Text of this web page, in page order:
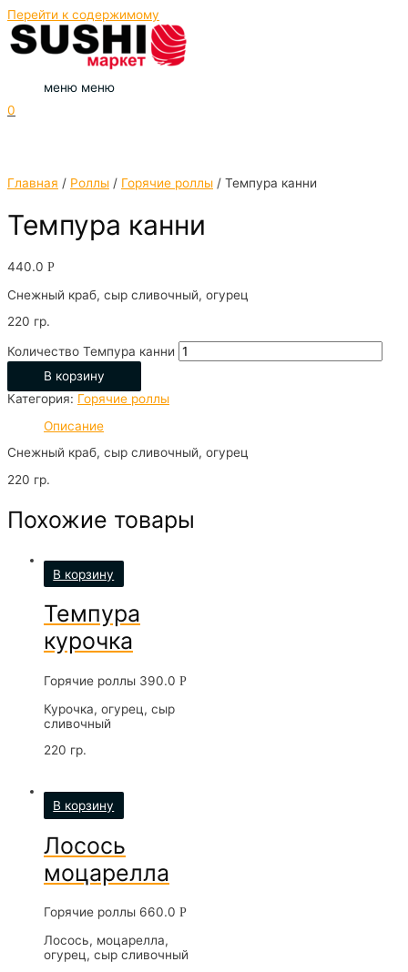
Перейти к содержимому
меню меню
0
Главная / Роллы / Горячие роллы / Темпура канни
Темпура канни
440.0 Р
Снежный краб, сыр сливочный, огурец
220 гр.
Количество Темпура канни
В корзину
Категория: Горячие роллы
Описание
Снежный краб, сыр сливочный, огурец
220 гр.
Похожие товары
В корзину
Темпура
курочка
Горячие роллы 390.0 Р
Курочка, огурец, сыр
сливочный
220 гр.
В корзину
Лосось
моцарелла
Горячие роллы 660.0 Р
Лосось, моцарелла,
огурец, сыр сливочный